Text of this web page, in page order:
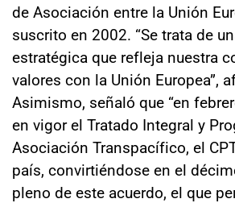
de Asociación entre la Unión
suscrito en 2002. “Se trata de
estratégica que refleja nuestra
valores con la Unión Europea”,
Asimismo, señaló que “en
en vigor el Tratado Integral y
Asociación Transpacífico, el
país, convirtiéndose en el
pleno de este acuerdo, el que